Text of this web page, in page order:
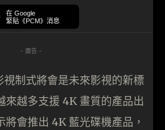
在 Google
緊貼《PCM》消息
- 廣告 -
制式將會是未來影視的新標
來越多支援 4K 畫質的產品出
會推出 4K 藍光碟機產品，